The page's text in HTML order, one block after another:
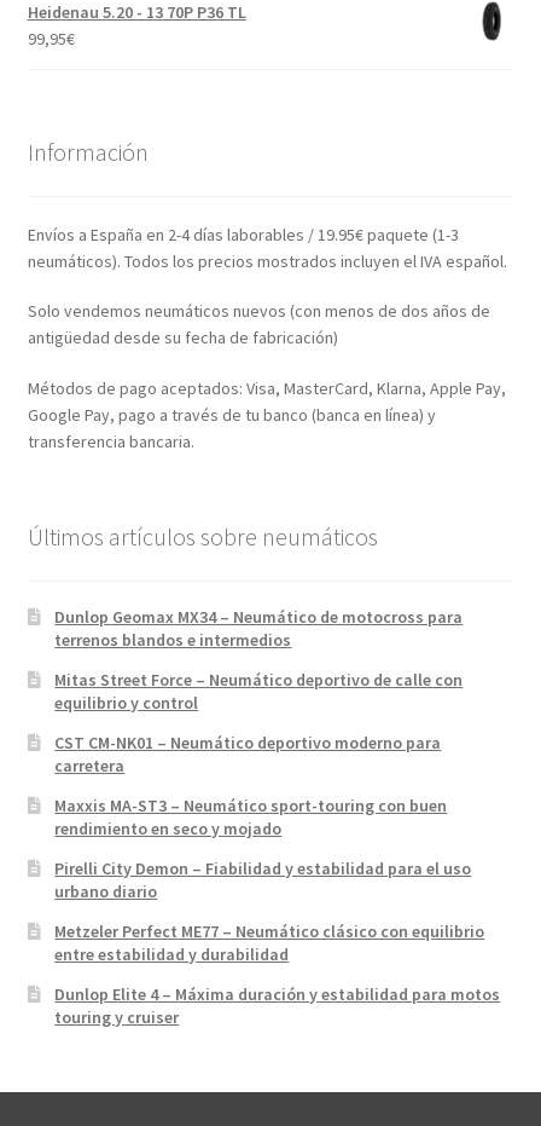
Heidenau 5.20 - 13 70P P36 TL
99,95€
Información
Envíos a España en 2-4 días laborables / 19.95€ paquete (1-3
neumáticos). Todos los precios mostrados incluyen el IVA español.
Solo vendemos neumáticos nuevos (con menos de dos años de
antigüedad desde su fecha de fabricación)
Métodos de pago aceptados: Visa, MasterCard, Klarna, Apple Pay,
Google Pay, pago a través de tu banco (banca en línea) y
transferencia bancaria.
Últimos artículos sobre neumáticos
Dunlop Geomax MX34 – Neumático de motocross para
terrenos blandos e intermedios
Mitas Street Force – Neumático deportivo de calle con
equilibrio y control
CST CM-NK01 – Neumático deportivo moderno para
carretera
Maxxis MA-ST3 – Neumático sport-touring con buen
rendimiento en seco y mojado
Pirelli City Demon – Fiabilidad y estabilidad para el uso
urbano diario
Metzeler Perfect ME77 – Neumático clásico con equilibrio
entre estabilidad y durabilidad
Dunlop Elite 4 – Máxima duración y estabilidad para motos
touring y cruiser